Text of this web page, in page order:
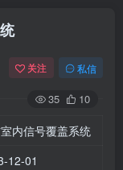
关注 私信
35 10
内信号覆盖系统
12-01